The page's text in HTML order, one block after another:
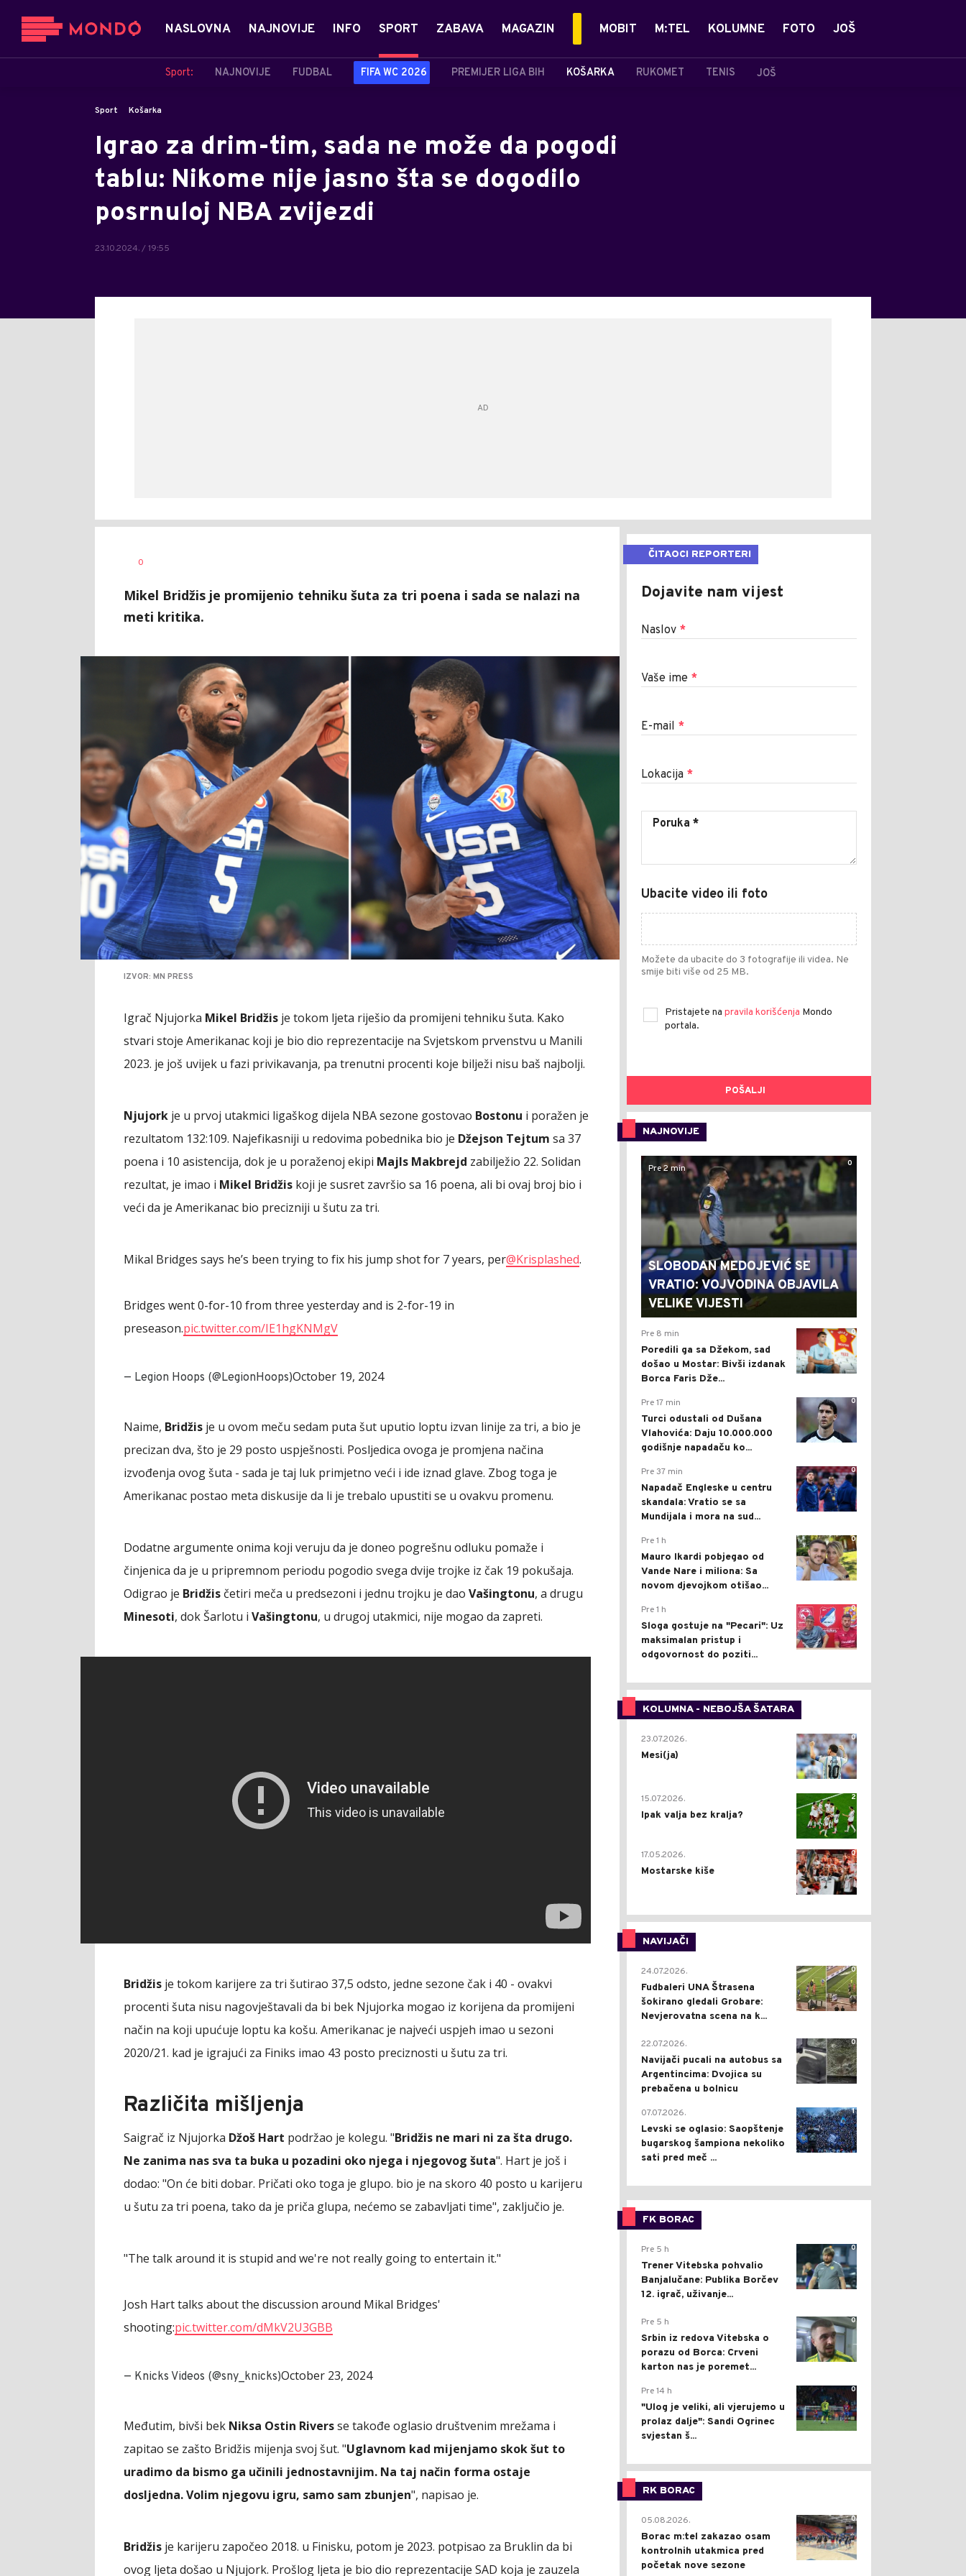
NASLOVNA NAJNOVIJE INFO SPORT
Sport: NAJNOVIJE FUDBAL FIFA WC 2026 PREMIJER LIGA BIH KOŠARKA RUKOMET TENIS JOŠ
ZABAVA MAGAZIN MOBIT M:TEL KOLUMNE FOTO JOŠ
Sport Košarka
Igrao za drim-tim, sada ne može da pogodi
tablu: Nikome nije jasno šta se dogodilo
posrnuloj NBA zvijezdi
23.10.2024. / 19:55
0
Mikel Bridžis je promijenio tehniku šuta za tri poena i sada se nalazi na
meti kritika.
IZVOR: MN PRESS
Igrač Njujorka Mikel Bridžis je tokom ljeta riješio da promijeni tehniku šuta. Kako
stvari stoje Amerikanac koji je bio dio reprezentacije na Svjetskom prvenstvu u Manili
2023. je još uvijek u fazi privikavanja, pa trenutni procenti koje bilježi nisu baš najbolji.
Njujork je u prvoj utakmici ligaškog dijela NBA sezone gostovao Bostonu i poražen je
rezultatom 132:109. Najefikasniji u redovima pobednika bio je Džejson Tejtum sa 37
poena i 10 asistencija, dok je u poraženoj ekipi Majls Makbrejd zabilježio 22. Solidan
rezultat, je imao i Mikel Bridžis koji je susret završio sa 16 poena, ali bi ovaj broj bio i
veći da je Amerikanac bio precizniji u šutu za tri.
Mikal Bridges says he’s been trying to fix his jump shot for 7 years, per@Krisplashed.
Bridges went 0-for-10 from three yesterday and is 2-for-19 in
preseason.pic.twitter.com/IE1hgKNMgV
— Legion Hoops (@LegionHoops)October 19, 2024
Naime, Bridžis je u ovom meču sedam puta šut uputio loptu izvan linije za tri, a bio je
precizan dva, što je 29 posto uspješnosti. Posljedica ovoga je promjena načina
izvođenja ovog šuta - sada je taj luk primjetno veći i ide iznad glave. Zbog toga je
Amerikanac postao meta diskusije da li je trebalo upustiti se u ovakvu promenu.
Dodatne argumente onima koji veruju da je doneo pogrešnu odluku pomaže i
činjenica da je u pripremnom periodu pogodio svega dvije trojke iz čak 19 pokušaja.
Odigrao je Bridžis četiri meča u predsezoni i jednu trojku je dao Vašingtonu, a drugu
Minesoti, dok Šarlotu i Vašingtonu, u drugoj utakmici, nije mogao da zapreti.
Bridžis je tokom karijere za tri šutirao 37,5 odsto, jedne sezone čak i 40 - ovakvi
procenti šuta nisu nagovještavali da bi bek Njujorka mogao iz korijena da promijeni
način na koji upućuje loptu ka košu. Amerikanac je najveći uspjeh imao u sezoni
2020/21. kad je igrajući za Finiks imao 43 posto preciznosti u šutu za tri.
Različita mišljenja
Saigrač iz Njujorka Džoš Hart podržao je kolegu. "Bridžis ne mari ni za šta drugo.
Ne zanima nas sva ta buka u pozadini oko njega i njegovog šuta". Hart je još i
dodao: "On će biti dobar. Pričati oko toga je glupo. bio je na skoro 40 posto u karijeru
u šutu za tri poena, tako da je priča glupa, nećemo se zabavljati time", zaključio je.
"The talk around it is stupid and we're not really going to entertain it."
Josh Hart talks about the discussion around Mikal Bridges'
shooting:pic.twitter.com/dMkV2U3GBB
— Knicks Videos (@sny_knicks)October 23, 2024
Međutim, bivši bek Niksa Ostin Riversse takođe oglasio društvenim mrežama i
zapitao se zašto Bridžis mijenja svoj šut. "Uglavnom kad mijenjamo skok šut to
uradimo da bismo ga učinili jednostavnijim. Na taj način forma ostaje
dosljedna. Volim njegovu igru, samo sam zbunjen", napisao je.
Bridžis je karijeru započeo 2018. u Finisku, potom je 2023. potpisao za Bruklin da bi
ovog ljeta došao u Njujork. Prošlog ljeta je bio dio reprezentacije SAD koja je zauzela
ČITAOCI REPORTERI
Dojavite nam vijest
Naslov *
Vaše ime *
E-mail *
Lokacija *
Ubacite video ili foto
Možete da ubacite do 3 fotografije ili videa. Ne
smije biti više od 25 MB.
Pristajete na pravila korišćenja Mondo
portala.
POŠALJI
NAJNOVIJE
0
Pre 2 min
SLOBODAN MEDOJEVIĆ SE
VRATIO: VOJVODINA OBJAVILA
VELIKE VIJESTI
0
Pre 8 min
Poredili ga sa Džekom, sad
došao u Mostar: Bivši izdanak
Borca Faris Dže...
0
Pre 17 min
Turci odustali od Dušana
Vlahovića: Daju 10.000.000
godišnje napadaču ko...
0
Pre 37 min
Napadač Engleske u centru
skandala: Vratio se sa
Mundijala i mora na sud...
0
Pre 1 h
Mauro Ikardi pobjegao od
Vande Nare i miliona: Sa
novom djevojkom otišao...
0
Pre 1 h
Sloga gostuje na "Pecari": Uz
maksimalan pristup i
odgovornost do poziti...
KOLUMNA - NEBOJŠA ŠATARA
0
23.07.2026.
Mesi(ja)
2
15.07.2026.
Ipak valja bez kralja?
0
17.05.2026.
Mostarske kiše
NAVIJAČI
0
24.07.2026.
Fudbaleri UNA Štrasena
šokirano gledali Grobare:
Nevjerovatna scena na k...
0
22.07.2026.
Navijači pucali na autobus sa
Argentincima: Dvojica su
prebačena u bolnicu
1
07.07.2026.
Levski se oglasio: Saopštenje
bugarskog šampiona nekoliko
sati pred meč ...
FK BORAC
0
Pre 5 h
Trener Vitebska pohvalio
Banjalučane: Publika Borčev
12. igrač, uživanje...
0
Pre 5 h
Srbin iz redova Vitebska o
porazu od Borca: Crveni
karton nas je poremet...
0
Pre 14 h
"Ulog je veliki, ali vjerujemo u
prolaz dalje": Sandi Ogrinec
svjestan š...
RK BORAC
0
05.08.2026.
Borac m:tel zakazao osam
kontrolnih utakmica pred
početak nove sezone